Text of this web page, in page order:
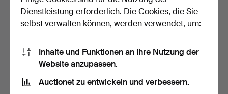
Dienstleistung erforderlich. Die Cookies, die Sie
selbst verwalten können, werden verwendet, um:
Inhalte und Funktionen an Ihre Nutzung der
Website anzupassen.
Auctionet zu entwickeln und verbessern.